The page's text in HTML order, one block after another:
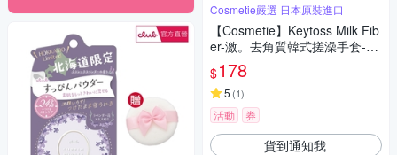
Cosmetie嚴選 日本原裝進口
【Cosmetie】Keytoss Milk Fib
er-激。去角質韓式搓澡手套-二
入( KRE-6505 )
$178
5 (1)
活動 券
貨到通知我